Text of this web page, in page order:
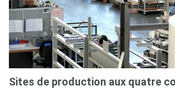
Sites de production aux quatre